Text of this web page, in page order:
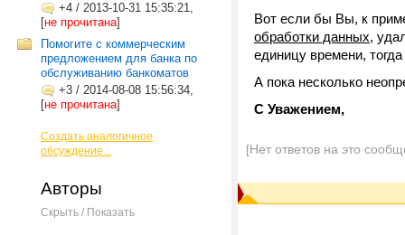
+4 / 2013-10-31 15:35:21,
[не прочитана]
Помогите с коммерческим
предложением для банка по
обслуживанию банкоматов
+3 / 2014-08-08 15:56:34,
[не прочитана]
Создать аналогичное
обсуждение...
Авторы
Скрыть / Показать
Вот если бы Вы, к
обработки данных,
единицу времени,
А пока несколько
С Уважением,
[Нет ответов на это